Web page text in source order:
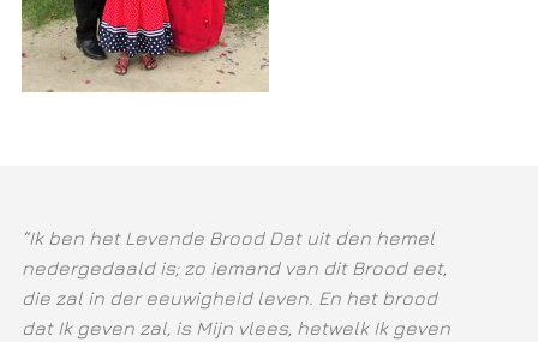
“Ik ben het Levende Brood Dat uit den hemel
nedergedaald is; zo iemand van dit Brood eet,
die zal in der eeuwigheid leven. En het brood
dat Ik geven zal, is Mijn vlees, hetwelk Ik geven